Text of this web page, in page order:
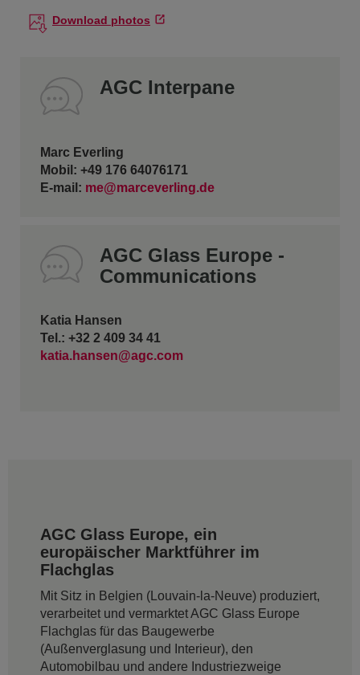
Download photos
AGC Interpane
Marc Everling
Mobil: +49 176 64076171
E-mail: me@marceverling.de
AGC Glass Europe -
Communications
Katia Hansen
Tel.: +32 2 409 34 41
katia.hansen@agc.com
AGC Glass Europe, ein
europäischer Marktführer im
Flachglas
Mit Sitz in Belgien (Louvain-la-Neuve) produziert,
verarbeitet und vermarktet AGC Glass Europe
Flachglas für das Baugewerbe
(Außenverglasung und Interieur), den
Automobilbau und andere Industriezweige